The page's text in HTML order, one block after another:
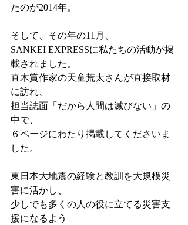
たのが2014年。
そして、その年の11月、
SANKEI EXPRESSに私たちの活動が掲
載されました。
直木賞作家の天童荒太さんが直接取材
に訪れ、
担当誌面「だから人間は滅びない」の
中で、
６ページにわたり掲載してくださいま
した。
東日本大地震の経験と教訓を大規模災
害に活かし、
少しでも多くの人の役に立てる災害支
援になるよう